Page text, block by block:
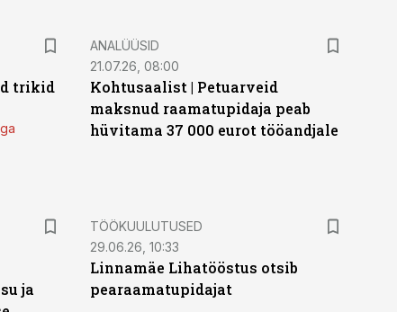
trikid
ANALÜÜSID
21.07.26, 08:00
Kohtusaalist | Petuarveid
maksnud raamatupidaja peab
hüvitama 37 000 eurot tööandjale
ja
ST
TÖÖKUULUTUSED
29.06.26, 10:33
Linnamäe Lihatööstus otsib
pearaamatupidajat